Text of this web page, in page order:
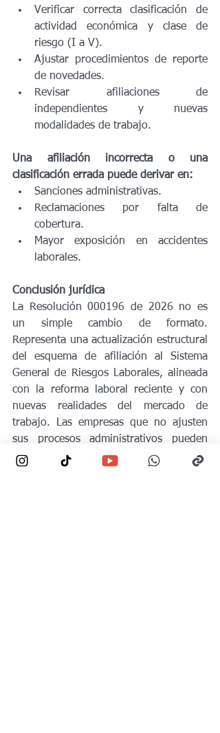
Verificar correcta clasificación de
actividad económica y clase de
riesgo (I a V).
Ajustar procedimientos de reporte
de novedades.
Revisar afiliaciones de
independientes y nuevas
modalidades de trabajo.
Una afiliación incorrecta o una
clasificación errada puede derivar en:
Sanciones administrativas.
Reclamaciones por falta de
cobertura.
Mayor exposición en accidentes
laborales.
Conclusión jurídica
La Resolución 000196 de 2026 no es
un simple cambio de formato.
Representa una actualización estructural
del esquema de afiliación al Sistema
General de Riesgos Laborales, alineada
con la reforma laboral reciente y con
nuevas realidades del mercado de
trabajo. Las empresas que no ajusten
sus procesos administrativos pueden
enfrentar contingencias operativas y